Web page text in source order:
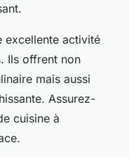
excellente activité
Ils offrent non
mais aussi
Assurez-
cuisine à